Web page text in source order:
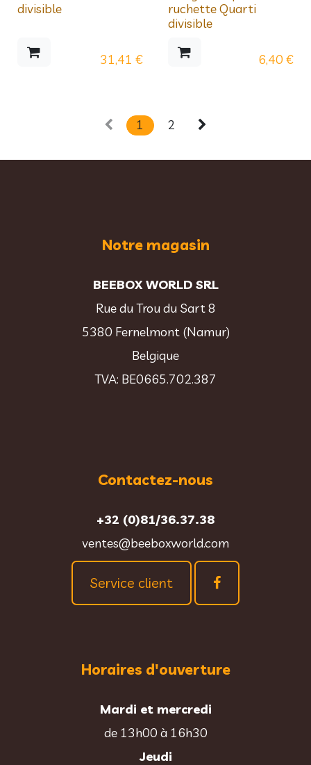
divisible
31,41 €
ruchette Quarti
divisible
6,40 €
1 2
Notre magasin
BEEBOX WORLD SRL
Rue du Trou du Sart 8
5380 Fernelmont (Namur)
Belgique
TVA: BE0665.702.387
Contactez-nous
+32 (0)81/36.37.38
ventes@beeboxworld.com
Service client
Horaires d'ouverture
Mardi et mercredi
de 13h00 à 16h30
Jeudi